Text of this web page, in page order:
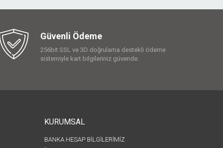
Güvenli Ödeme
256bit SSL ve 3D doğrulama destekli ödeme
sistemiyle kart bilgileriniz güvende.
KURUMSAL
BANKA HESAP BİLGİLERİMİZ